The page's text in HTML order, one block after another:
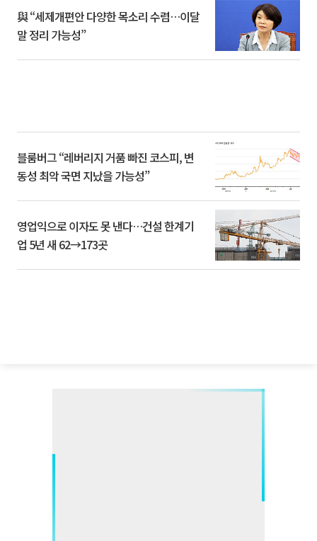
與 “세제개편안 다양한 목소리 수렴…이달
말 정리 가능성”
블룸버그 “레버리지 거품 빠진 코스피, 변
동성 최악 국면 지났을 가능성”
영업익으로 이자도 못 낸다…건설 한계기
업 5년 새 62→173곳